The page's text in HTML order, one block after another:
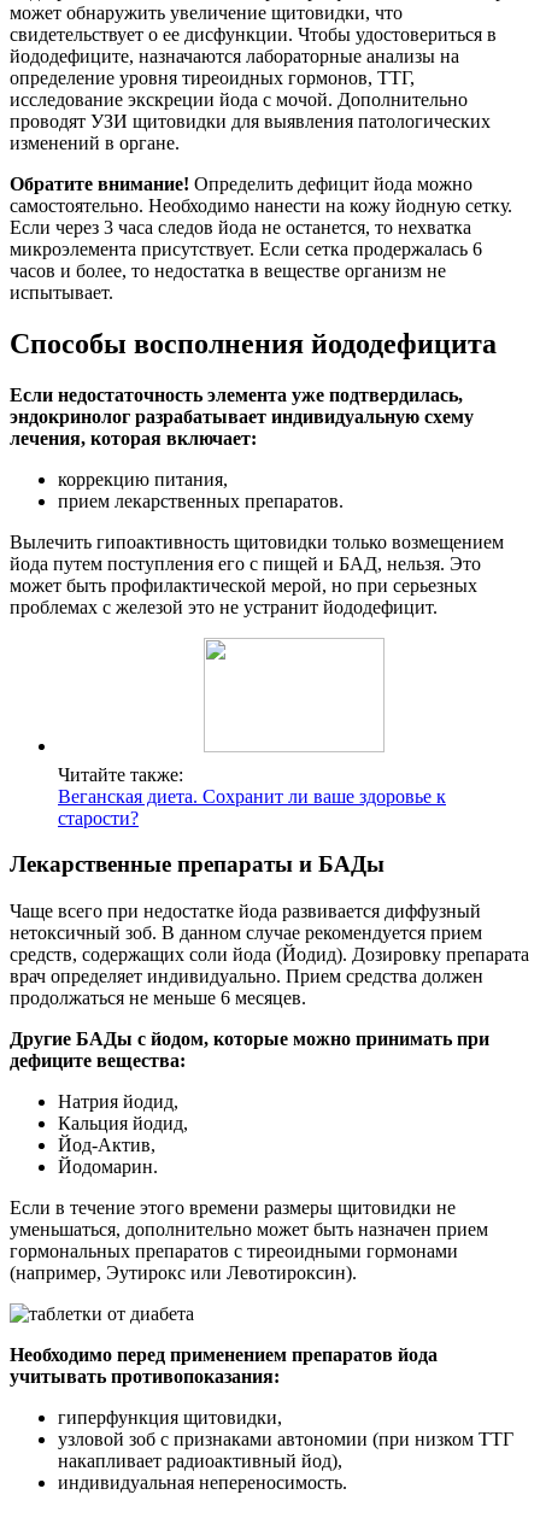
может обнаружить увеличение щитовидки, что
свидетельствует о ее дисфункции. Чтобы удостовериться в
йододефиците, назначаются лабораторные анализы на
определение уровня тиреоидных гормонов, ТТГ,
исследование экскреции йода с мочой. Дополнительно
проводят УЗИ щитовидки для выявления патологических
изменений в органе.
Обратите внимание! Определить дефицит йода можно
самостоятельно. Необходимо нанести на кожу йодную сетку.
Если через 3 часа следов йода не останется, то нехватка
микроэлемента присутствует. Если сетка продержалась 6
часов и более, то недостатка в веществе организм не
испытывает.
Способы восполнения йододефицита
Если недостаточность элемента уже подтвердилась,
эндокринолог разрабатывает индивидуальную схему
лечения, которая включает:
коррекцию питания,
прием лекарственных препаратов.
Вылечить гипоактивность щитовидки только возмещением
йода путем поступления его с пищей и БАД, нельзя. Это
может быть профилактической мерой, но при серьезных
проблемах с железой это не устранит йододефицит.
Читайте также:
Веганская диета. Сохранит ли ваше здоровье к
старости?
Лекарственные препараты и БАДы
Чаще всего при недостатке йода развивается диффузный
нетоксичный зоб. В данном случае рекомендуется прием
средств, содержащих соли йода (Йодид). Дозировку препарата
врач определяет индивидуально. Прием средства должен
продолжаться не меньше 6 месяцев.
Другие БАДы с йодом, которые можно принимать при
дефиците вещества:
Натрия йодид,
Кальция йодид,
Йод-Актив,
Йодомарин.
Если в течение этого времени размеры щитовидки не
уменьшаться, дополнительно может быть назначен прием
гормональных препаратов с тиреоидными гормонами
(например, Эутирокс или Левотироксин).
Необходимо перед применением препаратов йода
учитывать противопоказания:
гиперфункция щитовидки,
узловой зоб с признаками автономии (при низком ТТГ
накапливает радиоактивный йод),
индивидуальная непереносимость.